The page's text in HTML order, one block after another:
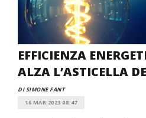
EFFICIENZA
ALZA L’ASTICELLA
DI SIMONE FANT
16 MAR 2023 08:47